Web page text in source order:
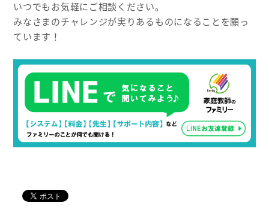
いつでもお気軽にご相談ください。
みなさまのチャレンジが実りあるものになることを願っ
ています！